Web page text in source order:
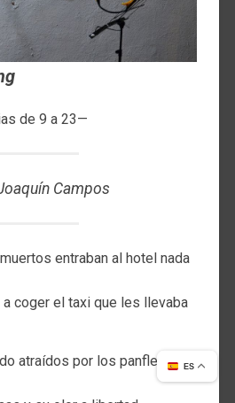
de 9 a 23—
Campos
entraban al hotel nada
coger el taxi que les llevaba
atraídos por los panfletos en
ES